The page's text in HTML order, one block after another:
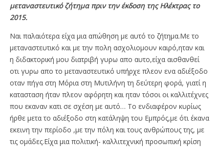
μεταναστευτικό ζήτημα πριν την έκδοση της Ηλέκτρας το
2015.
Ναι παλαιότερα είχα μια απώθηση με αυτό το ζήτημα.Με το
μεταναστευτικό και με την πολη ασχολιομουν καιρό,ηταν και
η διδακτορική μου διατριβή γυρω απο αυτο,είχα αισθανθεί
οτι γυρω απο το μεταναστευτικό υπήρχε πλεον ενα αδιέξοδο
οταν πήγα στη Μόρια στη Μυτιλήνη τη δεύτερη φορά, γιατί η
κατασταση ήταν πλεον αφόρητη και ηταν τόσοι οι καλλιτέχνες
που εκαναν κατι σε σχέση με αυτό… Το ενδιαφέρον κυρίως
ήρθε μετα το αδιέξοδο στη κατάληψη του Εμπρός,με ότι έκανα
εκεινη την περίοδο ,με την πόλη και τους ανθρώπους της, με
τις ομάδες.Είχα μια πολιτική- καλλιτεχνική προσωπική κρίση